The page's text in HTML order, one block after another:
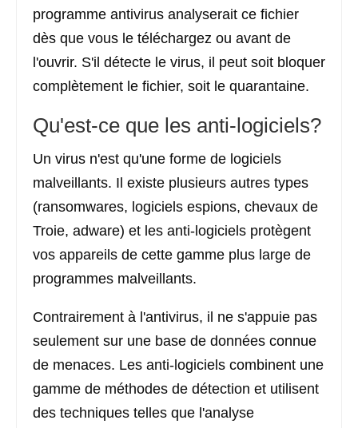
programme antivirus analyserait ce fichier
dès que vous le téléchargez ou avant de
l'ouvrir. S'il détecte le virus, il peut soit bloquer
complètement le fichier, soit le quarantaine.
Qu'est-ce que les anti-logiciels?
Un virus n'est qu'une forme de logiciels
malveillants. Il existe plusieurs autres types
(ransomwares, logiciels espions, chevaux de
Troie, adware) et les anti-logiciels protègent
vos appareils de cette gamme plus large de
programmes malveillants.
Contrairement à l'antivirus, il ne s'appuie pas
seulement sur une base de données connue
de menaces. Les anti-logiciels combinent une
gamme de méthodes de détection et utilisent
des techniques telles que l'analyse